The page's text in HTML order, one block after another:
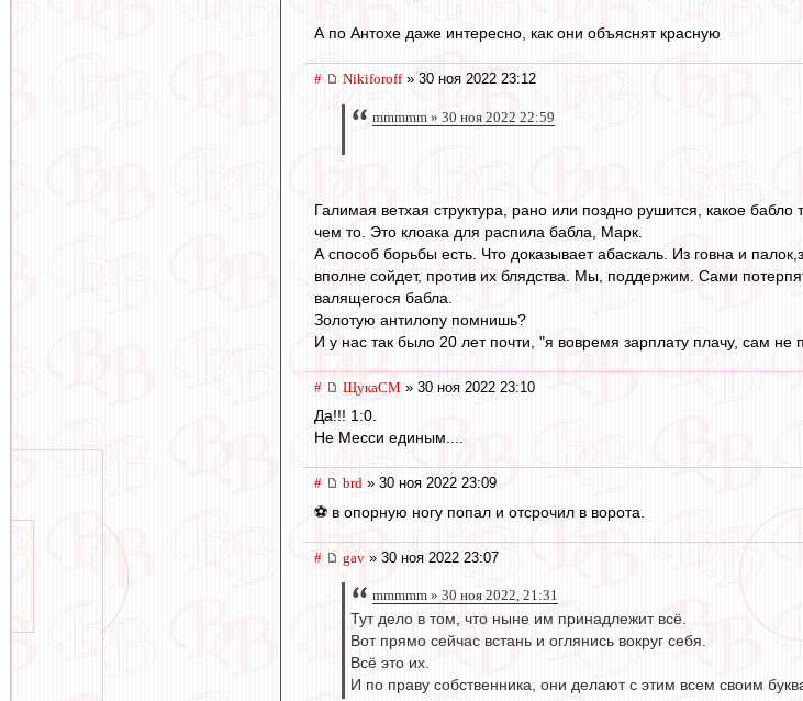
А по Антохе даже интересно, как они объяснят красную
# Nikiforoff» 30 ноя 2022 23:12
mmmmm » 30 ноя 2022 22:59
Галимая ветхая структура, рано или поздно рушится, какое
чем то. Это клоака для распила бабла, Марк.
А способ борьбы есть. Что доказывает абаскаль. Из говна и
вполне сойдет, против их блядства. Мы, поддержим. Сами
валящегося бабла.
Золотую антилопу помнишь?
И у нас так было 20 лет почти, "я вовремя зарплату плачу, сам не
# ЩукаСМ » 30 ноя 2022 23:10
Да!!! 1:0.
Не Месси единым....
# brd » 30 ноя 2022 23:09
⚽ в опорную ногу попал и отсрочил в ворота.
# gav » 30 ноя 2022 23:07
mmmmm » 30 ноя 2022, 21:31
Тут дело в том, что ныне им принадлежит всё.
Вот прямо сейчас встань и оглянись вокруг себя.
Всё это их.
И по праву собственника, они делают с этим всем своим